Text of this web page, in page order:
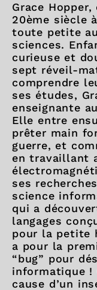
Grace
20ème siècle
toute petite
sciences.
curieuse et
sept réveil-
comprendre
ses études,
enseignante
Elle entre
prêter main
guerre, et
en travaillant
ses
science
qui a
langages
pour la petite
a pour la
“bug” pour
informatique !
cause d’un